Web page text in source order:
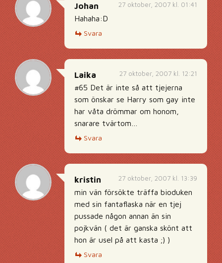
27 oktober, 2007 kl. 01:41
Johan
Hahaha:D
Svara
27 oktober, 2007 kl. 12:21
Laika
#65 Det är inte så att tjejerna
som önskar se Harry som gay inte
har våta drömmar om honom,
snarare tvärtom…
Svara
27 oktober, 2007 kl. 13:39
kristin
min vän försökte träffa bioduken
med sin fantaflaska när en tjej
pussade någon annan än sin
pojkvän ( det är ganska skönt att
hon är usel på att kasta ;) )
Svara